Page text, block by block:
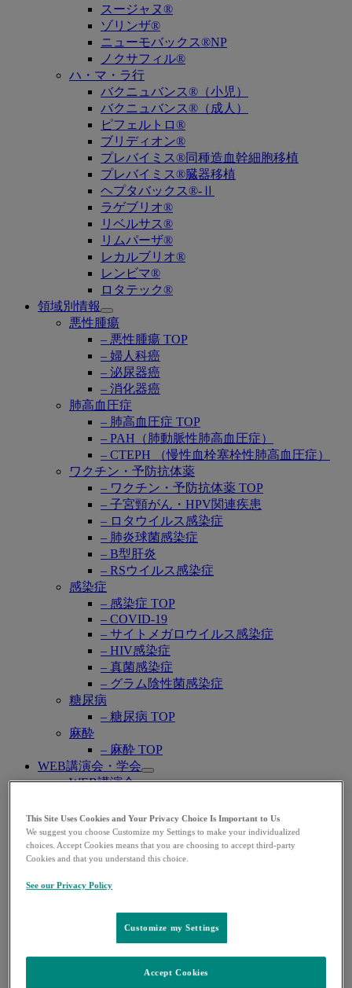
スージャヌ®
ゾリンザ®
ニューモバックス®NP
ノクサフィル®
ハ・マ・ラ行
バクニュバンス®（小児）
バクニュバンス®（成人）
ピフェルトロ®
ブリディオン®
プレバイミス®同種造血幹細胞移植
プレバイミス®臓器移植
ヘプタバックス®-Ⅱ
ラゲブリオ®
リベルサス®
リムパーザ®
レカルブリオ®
レンビマ®
ロタテック®
領域別情報
Open
submenu
悪性腫瘍
– 悪性腫瘍 TOP
– 婦人科癌
– 泌尿器癌
– 消化器癌
肺高血圧症
– 肺高血圧症 TOP
– PAH（肺動脈性肺高血圧症）
– CTEPH （慢性血栓塞栓性肺高血圧症）
ワクチン・予防抗体薬
– ワクチン・予防抗体薬 TOP
– 子宮頸がん・HPV関連疾患
– ロタウイルス感染症
– 肺炎球菌感染症
– B型肝炎
– RSウイルス感染症
感染症
– 感染症 TOP
– COVID-19
– サイトメガロウイルス感染症
– HIV感染症
– 真菌感染症
– グラム陰性菌感染症
糖尿病
– 糖尿病 TOP
麻酔
– 麻酔 TOP
WEB講演会・学会
Open
WEB講演会
学会カレンダー
資材一覧
Open
submenu
注文可能資材
資材注文 TOP
– シルガード®9/ガーダシル®
– バクニュバンス®（小児）
– ブリディオン®
– ヘプタバックス®-Ⅱ
– ロタテック®
This Site Uses Cookies and Your Privacy Choice Is Important to Us
We suggest you choose Customize my Settings to make your individualized
choices. Accept Cookies means that you are choosing to accept third-party
Cookies and that you understand this choice.
See our Privacy Policy
Customize my Settings
Accept Cookies